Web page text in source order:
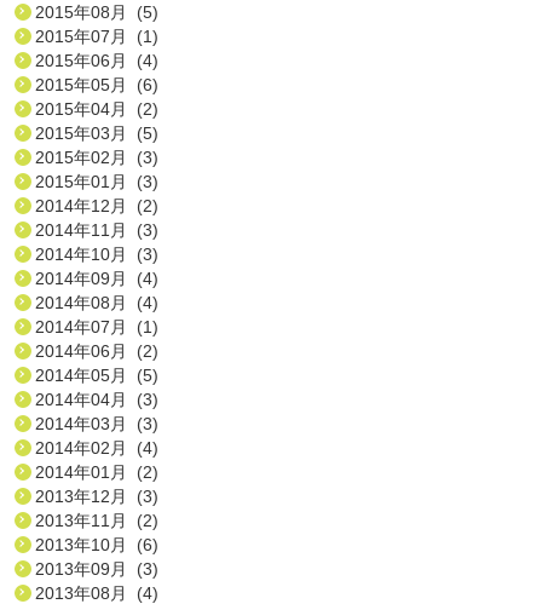
2015年08月 (5)
2015年07月 (1)
2015年06月 (4)
2015年05月 (6)
2015年04月 (2)
2015年03月 (5)
2015年02月 (3)
2015年01月 (3)
2014年12月 (2)
2014年11月 (3)
2014年10月 (3)
2014年09月 (4)
2014年08月 (4)
2014年07月 (1)
2014年06月 (2)
2014年05月 (5)
2014年04月 (3)
2014年03月 (3)
2014年02月 (4)
2014年01月 (2)
2013年12月 (3)
2013年11月 (2)
2013年10月 (6)
2013年09月 (3)
2013年08月 (4)